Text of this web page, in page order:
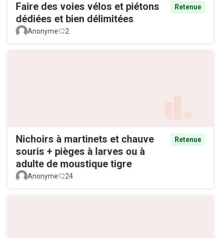
Faire des voies vélos et piétons
dédiées et bien délimitées
Retenue
Anonyme 2
Nichoirs à martinets et chauve
souris + pièges à larves ou à
adulte de moustique tigre
Retenue
Anonyme 24